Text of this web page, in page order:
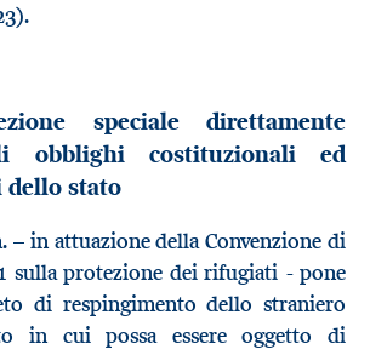
speciale direttamente
obblighi costituzionali ed
stato
– in attuazione della Convenzione di
sulla protezione dei rifugiati - pone
di respingimento dello straniero
in cui possa essere oggetto di